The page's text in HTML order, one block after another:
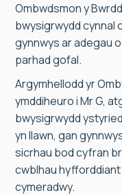
Ombwdsmon y
bwysigrwydd cynnal
gynnwys ar adegau
parhad gofal.
Argymhellodd yr
ymddiheuro i Mr G,
bwysigrwydd
yn llawn, gan
sicrhau bod cyfran
cwblhau
cymeradwy.